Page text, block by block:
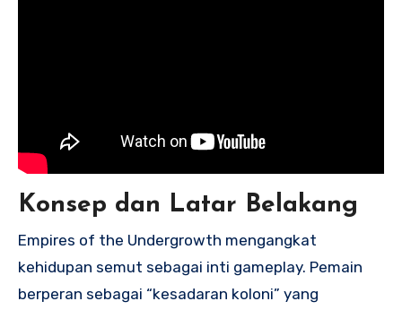
Konsep dan Latar Belakang
Empires of the Undergrowth mengangkat
kehidupan semut sebagai inti gameplay. Pemain
berperan sebagai “kesadaran koloni” yang